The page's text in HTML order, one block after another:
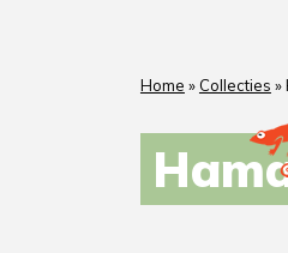
Home » Collecties »